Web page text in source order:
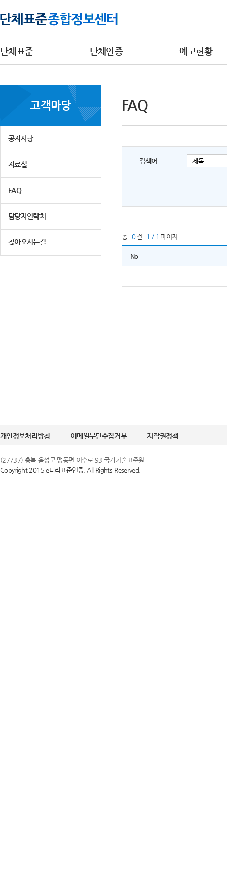
단체표준 단체인증 예고현황
고객마당
공지사항
자료실
FAQ
담당자연락처
찾아오시는길
FAQ
검색어
총 0건 1 / 1 페이지
No
개인정보처리방침 이메일무단수집거부 저작권정책
(27737) 충북 음성군 맹동면 이수로 93 국가기술표준원
Copyright 2015 e나라표준인증. All Rights Reserved.